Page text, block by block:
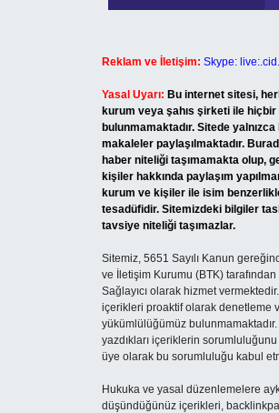
Reklam ve İletişim: Skype:
Yasal Uyarı: Bu internet sitesi,
kurum veya şahıs şirketi ile hiçbir
bulunmamaktadır. Sitede yalnızca
makaleler paylaşılmaktadır.
haber niteliği taşımamakta olup,
kişiler hakkında paylaşım
kurum ve kişiler ile isim
tesadüfidir. Sitemizdeki bilgiler
tavsiye niteliği taşımazlar.
Sitemiz, 5651 Sayılı Kanun
ve İletişim Kurumu (BTK)
Sağlayıcı olarak hizmet
içerikleri proaktif olarak denetleme
yükümlülüğümüz
yazdıkları içeriklerin
üye olarak bu sorumluluğu kabul
Hukuka ve yasal düzenlemelere
düşündüğünüz içerikleri,